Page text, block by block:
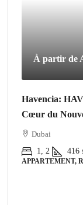
À partir de
Havencia:
Cœur du
Dubai
1, 2
416
APPARTEMENT,